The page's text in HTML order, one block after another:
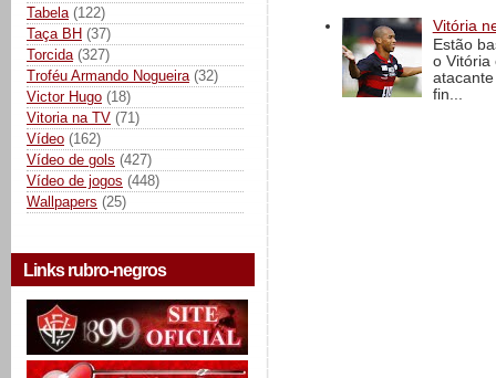
Tabela (122)
Taça BH (37)
Torcida (327)
Troféu Armando Nogueira (32)
Victor Hugo (18)
Vitoria na TV (71)
Vídeo (162)
Vídeo de gols (427)
Vídeo de jogos (448)
Wallpapers (25)
Links rubro-negros
Vitória
Estão
o Vitória
fin...